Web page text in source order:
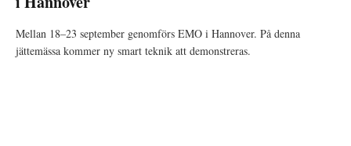
Mellan 18–23 september genomförs EMO i Hannover. På denna
jättemässa kommer ny smart teknik att demonstreras.